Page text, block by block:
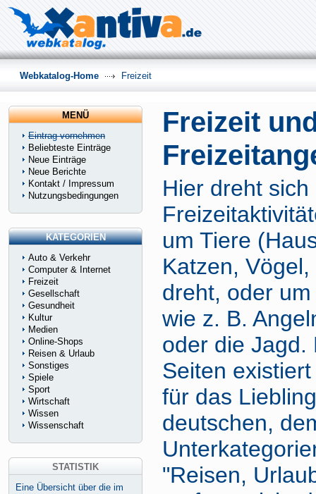
Freizeit
Hier dreht
um Tiere
Katzen,
dreht, oder
wie z. B.
oder die Jagd.
Seiten
für das
deutschen,
"Reisen,
Webkatalog-Home Freizeit
MENÜ
Eintrag vornehmen
Beliebteste Einträge
Neue Einträge
Neue Berichte
Kontakt / Impressum
Nutzungsbedingungen
KATEGORIEN
Auto & Verkehr
Computer & Internet
Freizeit
Gesellschaft
Gesundheit
Kultur
Medien
Online-Shops
Reisen & Urlaub
Sonstiges
Spiele
Sport
Wirtschaft
Wissen
Wissenschaft
STATISTIK
Eine Übersicht über die im